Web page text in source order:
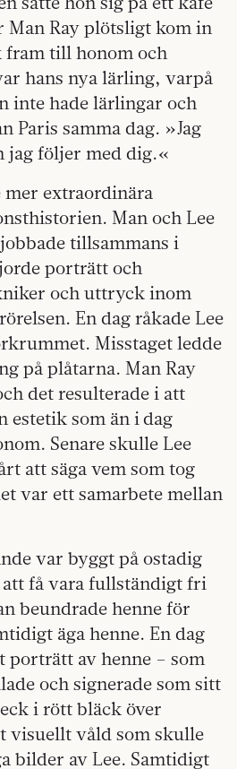
Man Ray plötsligt kom in
fram till honom och
hans nya lärling, varpå
inte hade lärlingar och
Paris samma dag. »Jag
jag följer med dig.«
mer extraordinära
Man och Lee
tillsammans i
porträtt och
och uttryck inom
En dag råkade Lee
Misstaget ledde
på plåtarna. Man Ray
det resulterade i att
estetik som än i dag
Senare skulle Lee
att säga vem som tog
var ett samarbete mellan
var byggt på ostadig
få vara fullständigt fri
beundrade henne för
äga henne. En dag
porträtt av henne – som
och signerade som sitt
i rött bläck över
visuellt våld som skulle
bilder av Lee. Samtidigt